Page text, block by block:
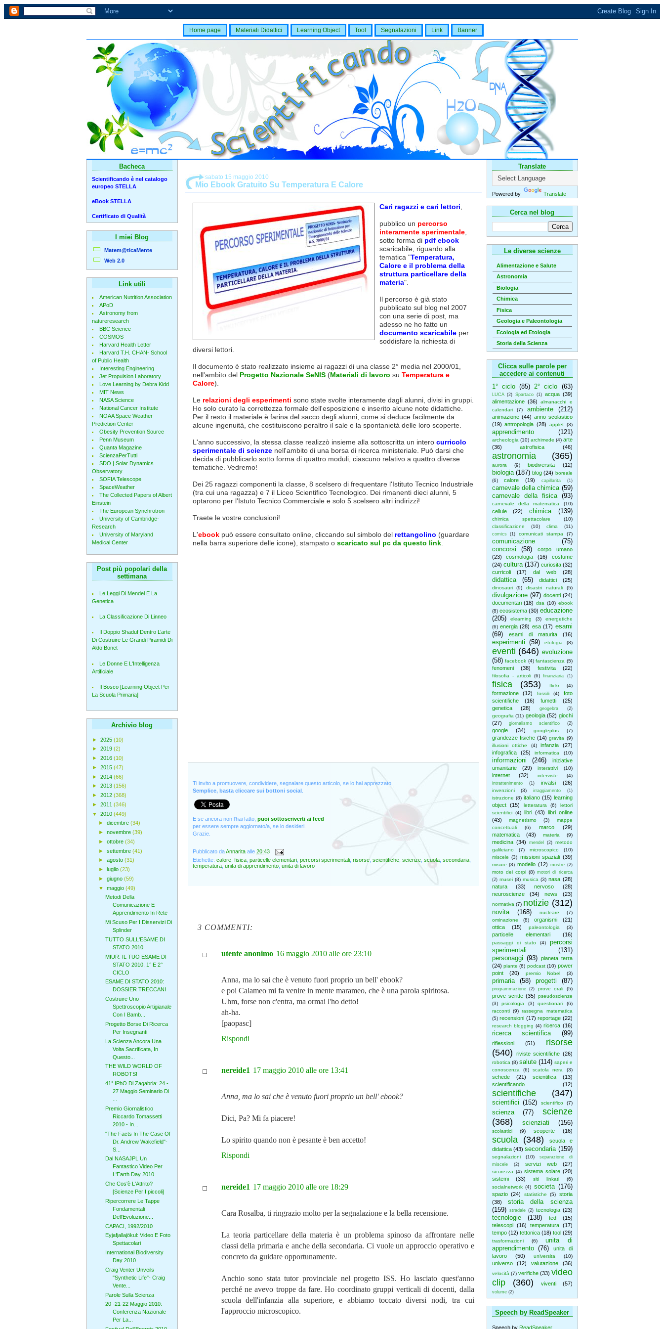
Home page Materiali Didattici Learning Object Tool Segnalazioni Link Banner
Translate
Powered by Translate
Cerca nel blog
Le diverse scienze
Alimentazione e Salute
Astronomia
Biologia
Chimica
Fisica
Geologia e Paleontologia
Ecologia ed Etologia
Storia della Scienza
Clicca sulle parole per
accedere ai contenuti
1° ciclo (85) 2° ciclo (63)
LUCA (2) Spartaco (1) acqua (39)
alimentazione (36)
almanacchi e
calendari
(7) ambiente (212)
animazione (44) anno scolastico
(19) antropologia (28) applet (3)
apprendimento (121)
archeologia (10) archimede (4) arte
(36)
astrofisica (46)
astronomia (365)
aurora (9) biodiversita (12)
biologia (187) blog (24) boreale
(6)
calore (19) capillarita (1)
carnevale della chimica (59)
carnevale della fisica
(93)
carnevale della matematica (10)
cellule (22) chimica (139)
chimica spettacolare
(10)
classificazione
(10) clima (11)
comics (1) comunicati stampa (7)
comunicazione
(75)
concorsi
(58)
corpo umano
(23)
cosmologia (16)
costume
(24) cultura (137) curiosita (32)
curricoli
(17) dal web (28)
didattica (65) didattici (25)
dinosauri (9) disastri naturali (5)
divulgazione (97) docenti (24)
documentari (18) dsa (10) ebook
(8) ecosistema (30) educazione
(205)
elearning (3)
energetiche
(6) energia (28) esa (17) esami
(69)
esami di maturita (16)
esperimenti (59) etologia (8)
eventi (646) evoluzione
(58) facebook (4) fantascienza (5)
fenomeni (38) festivita (22)
filosofia - articoli (6) finanziaria (1)
fisica (353) flickr (4)
formazione (12) fossili (4)
foto
scientifiche
(16) fumetti
(25)
genetica
(28) geogebra (2)
geografia (11) geologia (52) giochi
(27)
giornalismo scientifico (2)
google (34) googleplus (7)
grandezze fisiche (14) gravita (9)
illusioni ottiche
(4) infanzia
(27)
infografica
(25) informatica (10)
informazioni (246)
iniziative
umanitarie
(29) interattivi (10)
internet (32) interviste (4)
intrattenimento (1) invalsi (26)
invenzioni (3) irraggiamento (1)
istruzione (8) italiano (15) learning
object
(15) letteratura (6)
lettori
scientifici (4) libri (43) libri online
(43)
magnetismo (3)
mappe
concettuali
(6) marco
(29)
matematica
(43) materia (9)
medicina (34) mendel (2)
metodo
galileiano
(7) microscopico
(10)
miscele (3) missioni spaziali (39)
misure (3) modello (12) mostre (2)
moto dei corpi (8) motori di ricerca
(2) musei (8) musica (3) nasa (28)
natura
(33) nervoso
(28)
neuroscienze
(34) news (23)
normativa (7) notizie (312)
novita (168) nucleare
(7)
ominazione
(8) organismi
(21)
ottica
(15) paleontologia (3)
particelle elementari (16)
passaggi di stato (4)
percorsi
sperimentali
(131)
personaggi (93)
pianeta terra
(24) piante (6) podcast (10) power
point
(20) premio Nobel (3)
primaria (58) progetti (87)
programmazione (2) prove orali (5)
prove scritte (35) pseudoscienze
(3)
psicologia (3) questionari
(6)
racconti (9) rassegna matematica
(5) recensioni (17) reportage (22)
research blogging (4) ricerca (16)
ricerca scientifica (99)
riflessioni (51)
risorse
(540)
riviste scientifiche (26)
robotica (8) salute (114) saperi e
conoscenza
(6) scatola nera (3)
schede (21) scientifica
(13)
scientificando
(12)
scientifiche (347)
scientifici (152) scientifico (7)
scienza (77)
scienze
(368)
scienziati (156)
scolastici (9) scoperte (16)
scuola (348)
scuola e
didattica (43) secondaria (159)
segnalazioni (10)
separazione di
miscele
(2) servizi web (27)
sicurezza (4) sistema solare (20)
sistemi
(33) siti linkati
(6)
socialnetwork (4) societa (176)
spazio (24) statistiche (5)
storia
(38)
storia della scienza
(159)
stradale (2) tecnologia (23)
tecnologie (138) ted
(15)
telescopi
(16) temperatura
(17)
tempo (12) tettonica (18) tool (29)
trasformazioni (6)
unita di
apprendimento (76)
unita di
lavoro
(50) universita (10)
universo (12) valutazione (36)
velocità (7) verifiche (33) video
clip
(360) viventi (57)
volume (2)
Speech by ReadSpeaker
Speech by ReadSpeaker
sabato 15 maggio 2010
Mio Ebook Gratuito Su Temperatura E Calore
Cari ragazzi e cari lettori
pubblico un percorso
interamente sperimentale,
sotto forma di pdf ebook
scaricabile, riguardo alla
tematica "Temperatura,
Calore e il problema della
struttura particellare della
materia".
Il percorso è già stato
pubblicato sul blog nel 2007
con una serie di post, ma
adesso ne ho fatto un
documento scaricabileper
soddisfare la richiesta di
diversi lettori.
Il documento è stato realizzato insieme ai ragazzi di una classe 2° media nel 2000/01,
nell'ambito del Progetto Nazionale SeNIS(Materiali di lavoro su Temperatura e
Calore).
Le relazioni degli esperimenti sono state svolte interamente dagli alunni, divisi in gruppi.
Ho solo curato la correttezza formale dell'esposizione e inserito alcune note didattiche.
Per il resto il materiale è farina del sacco degli alunni, come si deduce facilmente da
alcune ingenuità, che costituiscono peraltro il sale e la spontanietà delle loro scoperte.
L'anno successivo, la stessa classe realizzò insieme alla sottoscritta un intero curricolo
sperimentale di scienze nell'ambito di una borsa di ricerca ministeriale. Può darsi che
decida di pubblicarlo sotto forma di quattro moduli, ciascuno relativo a quattro diverse
tematiche. Vedremo!
Dei 25 ragazzi componenti la classe, 8 scelsero di frequentare l'Istituto Tecnico Industriale
(tra cui una ragazza) e 7 il Liceo Scientifico Tecnologico. Dei rimanenti dieci alunni, 5
optarono per l'Istuto Tecnico Commerciale e solo 5 scelsero altri indirizzi!
Traete le vostre conclusioni!
L'ebookpuò essere consultato online, cliccando sul simbolo del rettangolino (guardare
nella barra superiore delle icone), stampato o scaricato sul pc da questo link.
Ti invito a promuovere, condividere, segnalare questo articolo, se lo hai apprezzato.
Semplice, basta cliccare sui bottoni social.
E se ancora non l'hai fatto, puoi sottoscriverti ai feed
per essere sempre aggiornato/a, se lo desideri.
Grazie.
Pubblicato daAnnarita alle 20:43
Etichette: calore, fisica, particelle elementari, percorsi sperimentali, risorse, scientifiche, scienze, scuola, secondaria,
temperatura, unita di apprendimento, unita di lavoro
3 COMMENTI:
utente anonimo 16 maggio 2010 alle ore 23:10
Anna, ma lo sai che è venuto fuori proprio un bell' ebook?
e poi Calameo mi fa venire in mente marameo, che è una parola spiritosa.
Uhm, forse non c'entra, ma ormai l'ho detto!
ah-ha.
[paopasc]
Rispondi
nereide1 17 maggio 2010 alle ore 13:41
Anna, ma lo sai che è venuto fuori proprio un bell' ebook?
Dici, Pa? Mi fa piacere!
Lo spirito quando non è pesante è ben accetto!
Rispondi
nereide1 17 maggio 2010 alle ore 18:29
Cara Rosalba, ti ringrazio molto per la segnalazione e la bella recensione.
La teoria particellare della materia è un problema spinoso da affrontare nelle
classi della primaria e anche della secondaria. Ci vuole un approccio operativo e
concreto da guidare opportunamente.
Anchio sono stata tutor provinciale nel progetto ISS. Ho lasciato quest'anno
perché ne avevo troppe da fare. Ho coordinato gruppi verticali di docenti, dalla
scuola dell'infanzia alla superiore, e abbiamo toccato diversi nodi, tra cui
l'approccio microscopico.
Bacheca
Scientificando è nel catalogo
europeo STELLA
eBook STELLA
Certificato di Qualità
I miei Blog
Matem@ticaMente
Web 2.0
Link utili
American Nutrition Association
APoD
Astronomy from
natureresearch
BBC Science
COSMOS
Harvard Health Letter
Harvard T.H. CHAN- School
of Public Health
Interesting Engineering
Jet Propulsion Laboratory
Love Learning by Debra Kidd
MIT News
NASA Science
National Cancer Institute
NOAA Space Weather
Prediction Center
Obesity Prevention Source
Penn Museum
Quanta Magazine
ScienzaPerTutti
SDO | Solar Dynamics
Observatory
SOFIA Telescope
SpaceWeather
The Collected Papers of Albert
Einstein
The European Synchrotron
University of Cambridge-
Research
University of Maryland
Medical Center
Post più popolari della
settimana
Le Leggi Di Mendel E La
Genetica
La Classificazione Di Linneo
Il Doppio Shaduf Dentro L’arte
Di Costruire Le Grandi Piramidi Di
Aldo Bonet
Le Donne E L'Intelligenza
Artificiale
Il Bosco [Learning Object Per
La Scuola Primaria]
Archivio blog
► 2025 (10)
► 2019 (2)
► 2016 (10)
► 2015 (47)
► 2014 (66)
► 2013 (156)
► 2012 (368)
► 2011 (346)
▼ 2010 (449)
► dicembre (34)
► novembre (39)
► ottobre (34)
► settembre (41)
► agosto (31)
► luglio (23)
► giugno (59)
▼ maggio (49)
Metodi Della
Comunicazione E
Apprendimento In Rete
Mi Scuso Per I Disservizi Di
Splinder
TUTTO SULL'ESAME DI
STATO 2010
MIUR: IL TUO ESAME DI
STATO 2010, 1° E 2°
CICLO
ESAME DI STATO 2010:
DOSSIER TRECCANI
Costruire Uno
Spettroscopio Artigianale
Con I Bamb...
Progetto Borse Di Ricerca
Per Insegnanti
La Scienza Ancora Una
Volta Sacrificata, In
Questo...
THE WILD WORLD OF
ROBOTS!
41° IPhO Di Zagabria: 24 -
27 Maggio Seminario Di
Premio Giornalistico
Riccardo Tomassetti
2010 - In...
"The Facts In The Case Of
Dr. Andrew Wakefield"-
S...
Dal NASAJPL Un
Fantastico Video Per
L'Earth Day 2010
Che Cos'è L'Attrito?
[Scienze Per I piccoli]
Ripercorrere Le Tappe
Fondamentali
Dell'Evoluzione...
CAPACI, 1992/2010
Eyjafjallajökul: Video E Foto
Spettacolari
International Biodiversity
Day 2010
Craig Venter Unveils
"Synthetic Life"- Craig
Vente...
Parole Sulla Scienza
20 -21-22 Maggio 2010:
Conferenza Nazionale
Per La...